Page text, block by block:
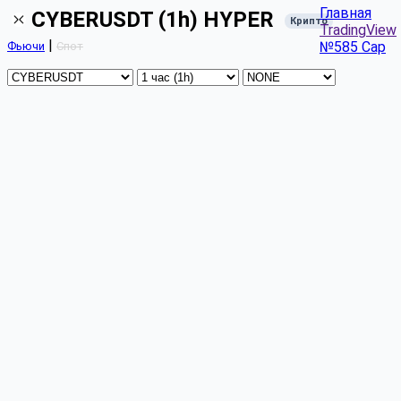
CYBERUSDT (1h) HYPER Крипто
Фьючи | Спот
Главная
TradingView
№585 Cap